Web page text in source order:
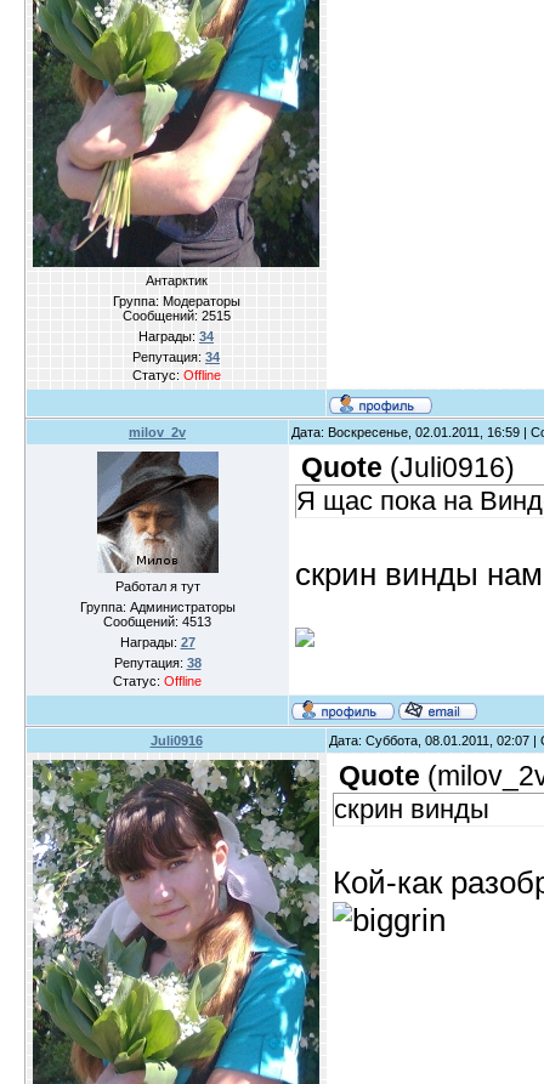
Антарктик
Группа: Модераторы
Сообщений: 2515
Награды: 34
Репутация: 34
Статус: Offline
milov_2v Дата: Воскресенье, 02.01.2011, 16:59 |
Работал я тут
Группа: Администраторы
Сообщений: 4513
Награды: 27
Репутация: 38
Статус: Offline
Quote (Juli0916)
Я щас пока на
скрин винды
Juli0916 Дата: Суббота, 08.01.2011, 02:07
Quote (
скрин винды
Кой-как